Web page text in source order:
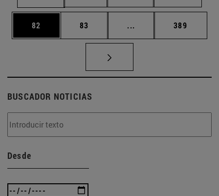
Página
82 Página
83 ... Páginas intermedias
Página
389
BUSCADOR NOTICIAS
Desde